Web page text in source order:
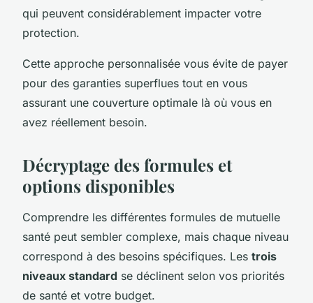
qui peuvent considérablement impacter votre
protection.
Cette approche personnalisée vous évite de payer
pour des garanties superflues tout en vous
assurant une couverture optimale là où vous en
avez réellement besoin.
Décryptage des formules et
options disponibles
Comprendre les différentes formules de mutuelle
santé peut sembler complexe, mais chaque niveau
correspond à des besoins spécifiques. Les trois
niveaux standard se déclinent selon vos priorités
de santé et votre budget.